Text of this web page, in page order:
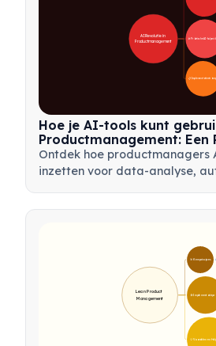
🛠️ Praktische AI-
📋
AI Revolutie in
Productmanagement
Hoe je AI-tools kunt
Productmanagement: Een
Ontdek hoe productmanagers
inzetten voor data-analyse,
🎯 Kernprincipes
🛠️
💡 Voordelen en
Lean Product
Management